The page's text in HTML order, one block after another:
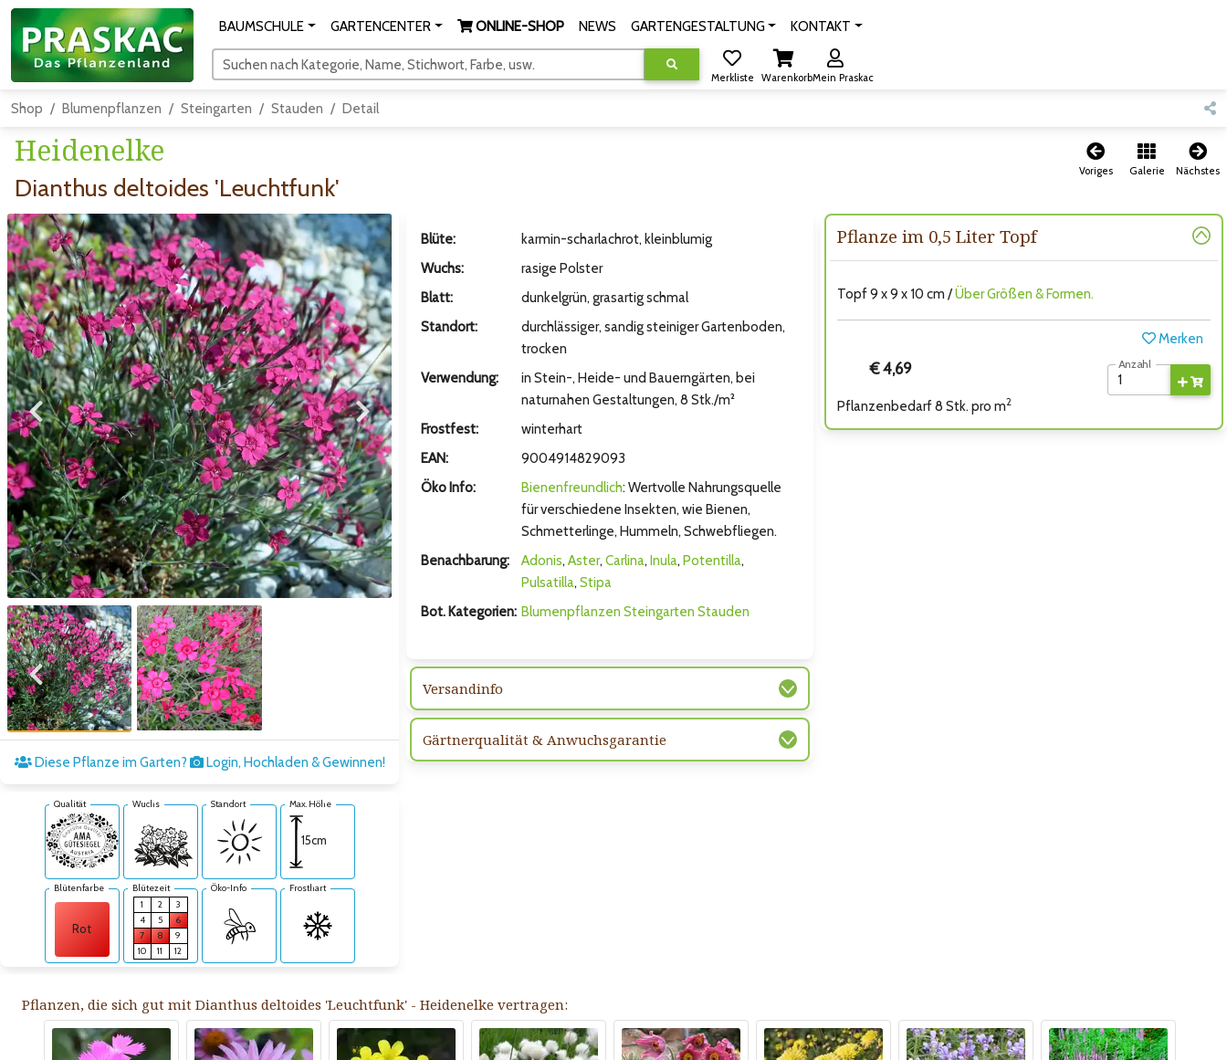
BAUMSCHULE GARTENCENTER ONLINE-SHOP NEWS GARTENGESTALTUNG KONTAKT
Suchen nach Kategorie, Name, Stichwort, Farbe, usw.
Merkliste WarenkorbMein Praskac
Shop Blumenpflanzen Steingarten Stauden Detail
Heidenelke
Dianthus deltoides 'Leuchtfunk'
Voriges Galerie Nächstes
Zum vorigen Bild Zum nächsten Bild
Zum vorigen Bild Zum nächsten Bild
Diese Pflanze im Garten? Login, Hochladen & Gewinnen!
Qualität Wuchs Standort Max. Höhe
15cm
Blütenfarbe
Rot
Blütezeit
1
2
3
4
5
6
7
8
9
10
11 12
Öko-Info Frosthart
Pflanze im 0,5 Liter Topf
Topf 9 x 9 x 10 cm /Über Größen & Formen.
Merken
€ 4,69 Anzahl
Pflanzenbedarf 8 Stk. pro m2
Blüte:
karmin-scharlachrot, kleinblumig
Wuchs:
rasige Polster
Blatt:
dunkelgrün, grasartig schmal
Standort:
durchlässiger, sandig steiniger Gartenboden,
trocken
Verwendung:
in Stein-, Heide- und Bauerngärten, bei
naturnahen Gestaltungen, 8 Stk./m²
Frostfest:
winterhart
EAN:
9004914829093
Öko Info:
Bienenfreundlich: Wertvolle Nahrungsquelle
für verschiedene Insekten, wie Bienen,
Schmetterlinge, Hummeln, Schwebfliegen.
Benachbarung:
Adonis, Aster, Carlina, Inula, Potentilla,
Pulsatilla, Stipa
Bot. Kategorien: Blumenpflanzen Steingarten Stauden
Versandinfo
Gärtnerqualität & Anwuchsgarantie
Pflanzen, die sich gut mit Dianthus deltoides 'Leuchtfunk' - Heidenelke vertragen: